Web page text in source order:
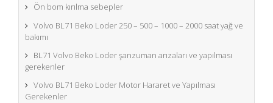
Ön bom kırılma sebepler
Volvo BL71 Beko Loder 250 – 500 – 1000 – 2000 saat yağ ve
bakımı
BL71 Volvo Beko Loder şanzuman arızaları ve yapılması
gerekenler
Volvo BL71 Beko Loder Motor Hararet ve Yapılması
Gerekenler